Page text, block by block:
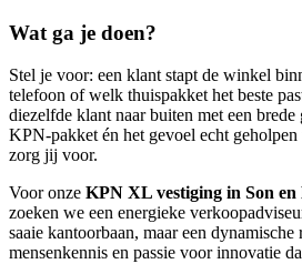
Wat ga je doen?
Stel je voor: een klant stapt de winkel
telefoon of welk thuispakket het beste
diezelfde klant naar buiten met een
KPN-pakket én het gevoel echt
zorg jij voor.
Voor onze KPN XL vestiging in Son
zoeken we een energieke
saaie kantoorbaan, maar een
mensenkennis en passie voor innovatie